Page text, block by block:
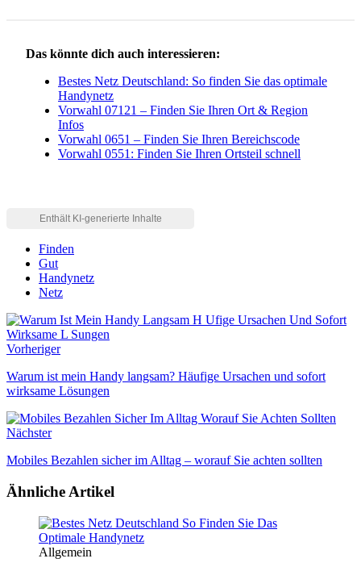
Das könnte dich auch interessieren:
Bestes Netz Deutschland: So finden Sie das optimale
Handynetz
Vorwahl 07121 – Finden Sie Ihren Ort & Region
Infos
Vorwahl 0651 – Finden Sie Ihren Bereichscode
Vorwahl 0551: Finden Sie Ihren Ortsteil schnell
Finden
Gut
Handynetz
Netz
Vorheriger
Warum ist mein Handy langsam? Häufige Ursachen und sofort
wirksame Lösungen
Nächster
Mobiles Bezahlen sicher im Alltag – worauf Sie achten sollten
Ähnliche Artikel
Allgemein